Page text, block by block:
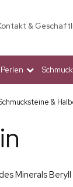
& Geschäft
Perlen
&
Minerals